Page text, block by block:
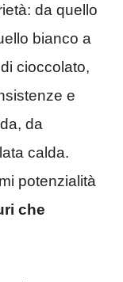
da quello
bianco a
cioccolato,
e
da
calda.
potenzialità
che